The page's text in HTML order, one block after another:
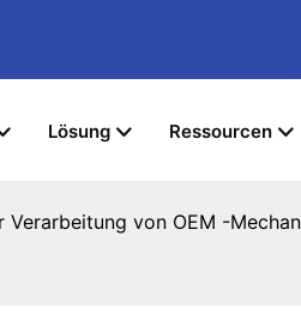
Lösung Ressourcen
von OEM -